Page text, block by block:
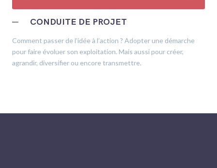
─ CONDUITE DE PROJET
Comment passer de l’idée à l’action ? Adopter une démarche
pour faire évoluer son exploitation. Mais aussi pour créer,
agrandir, diversifier ou encore transmettre.